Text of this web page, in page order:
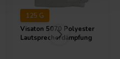
125 G
Visaton 5070 Polyester
Lautsprecherdämpfung